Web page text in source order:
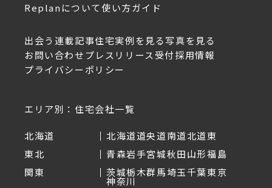
Replanについて使い方ガイド
出会う 連載記事住宅実例を見る写真を見る
お問い合わせ プレスリリース受付採用情報
プライバシーポリシー
エリア別：住宅会社一覧
北海道 北海道道央道南道北道東
東北
青森岩手宮城秋田山形福島
関東
茨城栃木群馬埼玉千葉東京
神奈川